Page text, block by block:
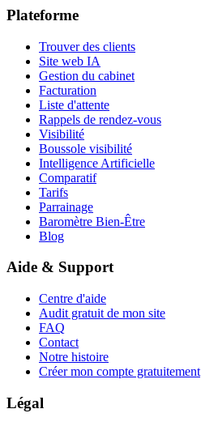
Plateforme
Trouver des clients
Site web IA
Gestion du cabinet
Facturation
Liste d'attente
Rappels de rendez-vous
Visibilité
Boussole visibilité
Intelligence Artificielle
Comparatif
Tarifs
Parrainage
Baromètre Bien-Être
Blog
Aide & Support
Centre d'aide
Audit gratuit de mon site
FAQ
Contact
Notre histoire
Créer mon compte gratuitement
Légal